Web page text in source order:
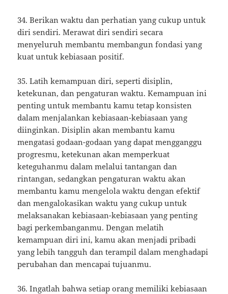
34. Berikan waktu dan perhatian yang cukup untuk
diri sendiri. Merawat diri sendiri secara
menyeluruh membantu membangun fondasi yang
kuat untuk kebiasaan positif.
35. Latih kemampuan diri, seperti disiplin,
ketekunan, dan pengaturan waktu. Kemampuan ini
penting untuk membantu kamu tetap konsisten
dalam menjalankan kebiasaan-kebiasaan yang
diinginkan. Disiplin akan membantu kamu
mengatasi godaan-godaan yang dapat mengganggu
progresmu, ketekunan akan memperkuat
keteguhanmu dalam melalui tantangan dan
rintangan, sedangkan pengaturan waktu akan
membantu kamu mengelola waktu dengan efektif
dan mengalokasikan waktu yang cukup untuk
melaksanakan kebiasaan-kebiasaan yang penting
bagi perkembanganmu. Dengan melatih
kemampuan diri ini, kamu akan menjadi pribadi
yang lebih tangguh dan terampil dalam menghadapi
perubahan dan mencapai tujuanmu.
36. Ingatlah bahwa setiap orang memiliki kebiasaan